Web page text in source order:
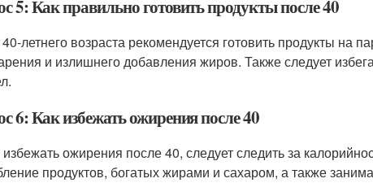
5: Как правильно готовить продукты после 40
летнего возраста рекомендуется готовить продукты на
и излишнего добавления жиров. Также следует
6: Как избежать ожирения после 40
ожирения после 40, следует следить за
продуктов, богатых жирами и сахаром, а также